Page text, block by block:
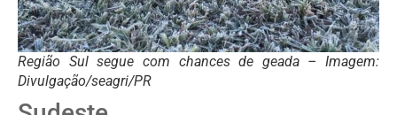
Região Sul segue com chances de geada – Imagem:
Divulgação/seagri/PR